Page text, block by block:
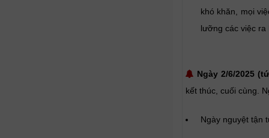
khó khăn, mọi
lưỡng các việc ra
Ngày 2/6/2025
kết thúc, cuối cùng.
Ngày nguyệt tận